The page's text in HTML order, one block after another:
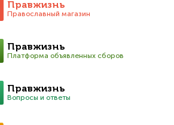
Правжизнь
Православный магазин
Правжизнь
Платформа объявленных сборов
Правжизнь
Вопросы и ответы